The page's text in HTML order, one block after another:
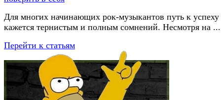
Для многих начинающих рок-музыкантов путь к успеху
кажется тернистым и полным сомнений. Несмотря на ...
Перейти к статьям